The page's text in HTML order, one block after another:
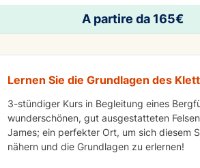
A partire da 165€
Klettersteig
Lernen Sie die Grundlagen des
3-stündiger Kurs in Begleitung eines
wunderschönen, gut ausgestatteten
James; ein perfekter Ort, um sich diesem
nähern und die Grundlagen zu erlernen!